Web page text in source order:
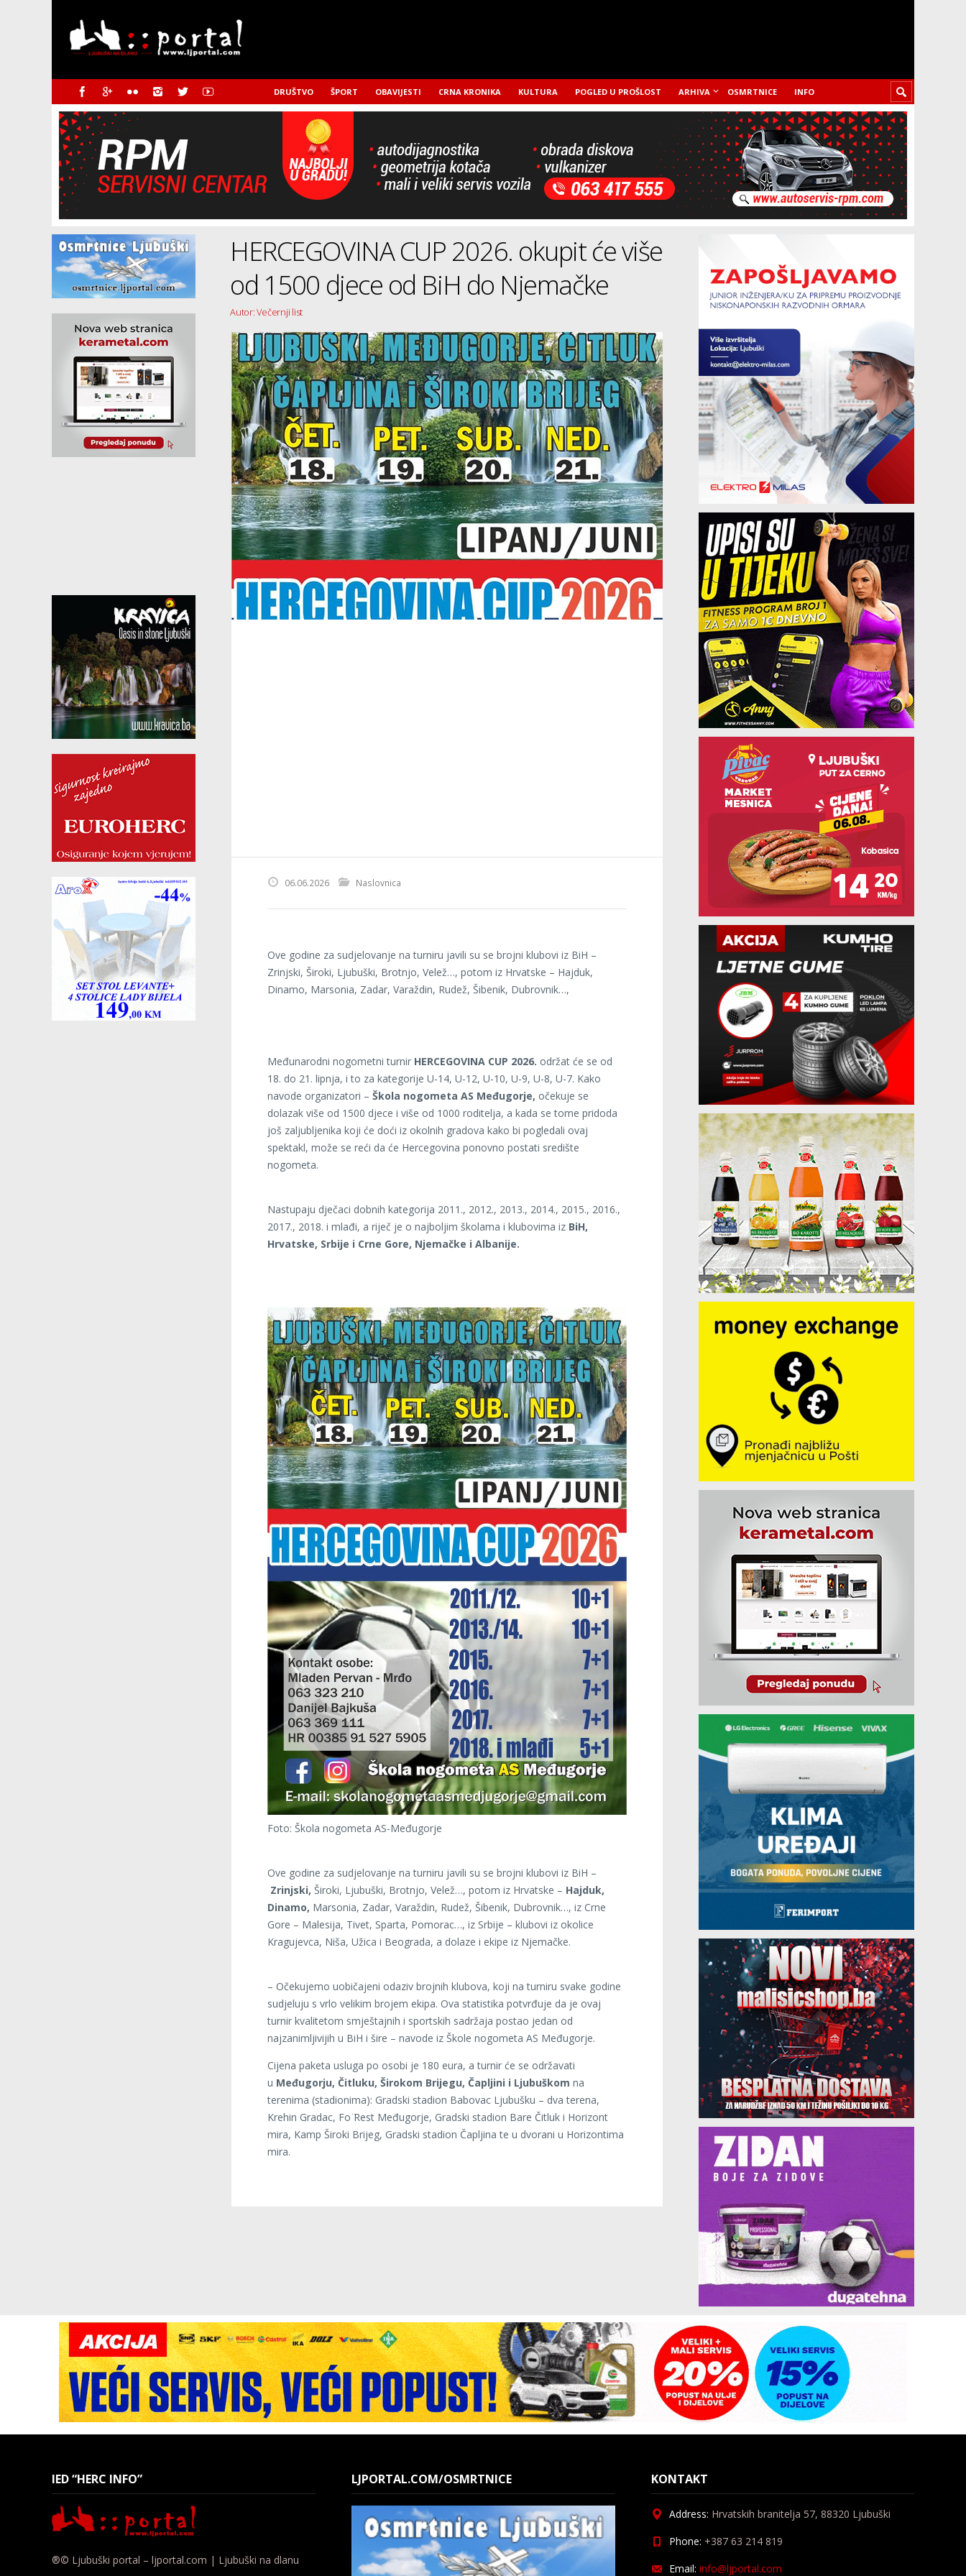
DRUŠTVO ŠPORT OBAVIJESTI CRNA KRONIKA KULTURA POGLED U PROŠLOST ARHIVA OSMRTNICE INFO
HERCEGOVINA CUP 2026. okupit će više
od 1500 djece od BiH do Njemačke
Autor: Večernji list
06.06.2026 Naslovnica
Ove godine za sudjelovanje na turniru javili su se brojni klubovi iz BiH –
Zrinjski, Široki, Ljubuški, Brotnjo, Velež…, potom iz Hrvatske – Hajduk,
Dinamo, Marsonia, Zadar, Varaždin, Rudež, Šibenik, Dubrovnik…,
Međunarodni nogometni turnir HERCEGOVINA CUP 2026. održat će se od
18. do 21. lipnja, i to za kategorije U-14, U-12, U-10, U-9, U-8, U-7. Kako
navode organizatori – Škola nogometa AS Međugorje, očekuje se
dolazak više od 1500 djece i više od 1000 roditelja, a kada se tome pridoda
još zaljubljenika koji će doći iz okolnih gradova kako bi pogledali ovaj
spektakl, može se reći da će Hercegovina ponovno postati središte
nogometa.
Nastupaju dječaci dobnih kategorija 2011., 2012., 2013., 2014., 2015., 2016.,
2017., 2018. i mlađi, a riječ je o najboljim školama i klubovima iz BiH,
Hrvatske, Srbije i Crne Gore, Njemačke i Albanije.
Foto: Škola nogometa AS-Međugorje
Ove godine za sudjelovanje na turniru javili su se brojni klubovi iz BiH –
Zrinjski, Široki, Ljubuški, Brotnjo, Velež…, potom iz Hrvatske – Hajduk,
Dinamo, Marsonia, Zadar, Varaždin, Rudež, Šibenik, Dubrovnik…, iz Crne
Gore – Malesija, Tivet, Sparta, Pomorac…, iz Srbije – klubovi iz okolice
Kragujevca, Niša, Užica i Beograda, a dolaze i ekipe iz Njemačke.
– Očekujemo uobičajeni odaziv brojnih klubova, koji na turniru svake godine
sudjeluju s vrlo velikim brojem ekipa. Ova statistika potvrđuje da je ovaj
turnir kvalitetom smještajnih i sportskih sadržaja postao jedan od
najzanimljivijih u BiH i šire – navode iz Škole nogometa AS Međugorje.
Cijena paketa usluga po osobi je 180 eura, a turnir će se održavati
u Međugorju, Čitluku, Širokom Brijegu, Čapljini i Ljubuškom na
terenima (stadionima): Gradski stadion Babovac Ljubušku – dva terena,
Krehin Gradac, Fo ̈Rest Međugorje, Gradski stadion Bare Čitluk i Horizont
mira, Kamp Široki Brijeg, Gradski stadion Čapljina te u dvorani u Horizontima
mira.
IED “HERC INFO”
®© Ljubuški portal – ljportal.com | Ljubuški na dlanu
LJPORTAL.COM/OSMRTNICE KONTAKT
Address: Hrvatskih branitelja 57, 88320 Ljubuški
Phone: +387 63 214 819
Email: info@ljportal.com